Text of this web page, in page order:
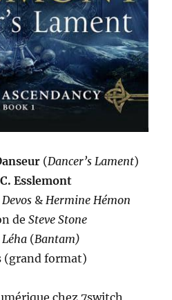
(Dancer’s Lament)
Esslemont
& Hermine Hémon
de Steve Stone
Léha (Bantam)
(grand format)